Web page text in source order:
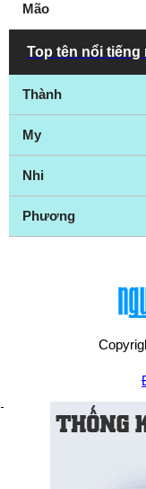
Mão
Top tên nổi tiếng
Thành
My
Nhi
Phương